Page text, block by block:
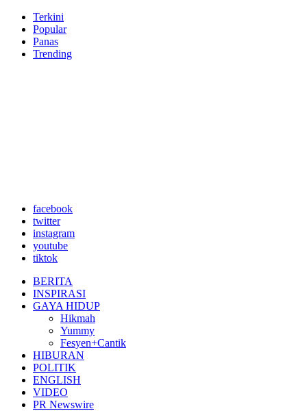
Terkini
Popular
Panas
Trending
facebook
twitter
instagram
youtube
tiktok
BERITA
INSPIRASI
GAYA HIDUP
Hikmah
Yummy
Fesyen+Cantik
HIBURAN
POLITIK
ENGLISH
VIDEO
PR Newswire